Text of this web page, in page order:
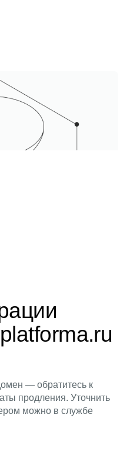
— обратитесь к
продления. Уточнить
можно в службе